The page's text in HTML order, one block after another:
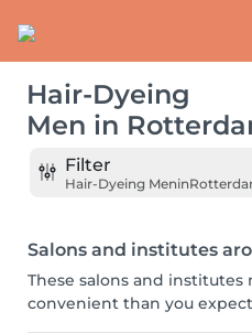
Hair-Dyeing
Men in
Filter
Hair-Dyeing Menin
Salons and institutes
These salons and institutes
convenient than you